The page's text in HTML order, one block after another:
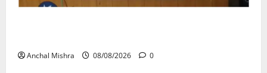
Anchal Mishra 08/08/2026 0